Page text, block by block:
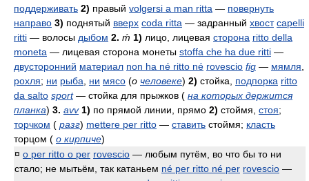
поддерживать 2) правый volgersi a man ritta — повернуть
направо 3) поднятый вверх coda ritta — задранный хвост capelli
ritti — волосы дыбом 2. ḿ 1) лицо, лицевая сторона ritto della
moneta — лицевая сторона монеты stoffa che ha due ritti —
двусторонний материал non ha né ritto né rovescio fig — мямля
рохля; ни рыба ни мясо (о человеке) 2) стойка, подпорка ritto
da salto sport — стойка для прыжков ( на которых держится
планка) 3. avv 1) по прямой линии, прямо 2) стоймя, стоя;
торчком ( разг) mettere per ritto — ставить стоймя; класть
торцом ( о кирпиче)
¤ o per ritto o per rovescio — любым путём, во что бы то ни
стало; не мытьём, так катаньем né per ritto né per rovescio —